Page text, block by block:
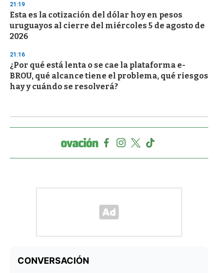
21:19
Esta es la cotización del dólar hoy en pesos
uruguayos al cierre del miércoles 5 de agosto de
2026
21:16
¿Por qué está lenta o se cae la plataforma e-
BROU, qué alcance tiene el problema, qué riesgos
hay y cuándo se resolverá?